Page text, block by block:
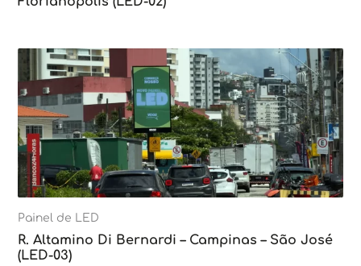
Painel de LED
R. Altamino Di Bernardi – Campinas – São José
(LED-03)